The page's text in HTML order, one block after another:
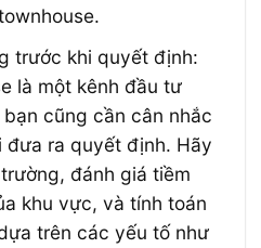
trước khi quyết định:
là một kênh đầu tư
cũng cần cân nhắc
đưa ra quyết định. Hãy
đánh giá tiềm
khu vực, và tính toán
trên các yếu tố như